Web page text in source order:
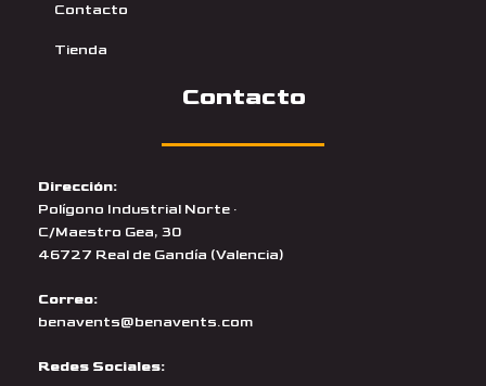
Contacto
Tienda
Contacto
Dirección:
Polígono Industrial Norte ·
C/Maestro Gea, 30
46727 Real de Gandía (Valencia)
Correo:
benavents@benavents.com
Redes Sociales: